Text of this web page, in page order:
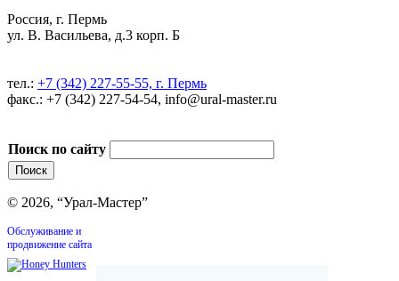
Россия, г. Пермь
ул. В. Васильева, д.3 корп. Б
тел.: +7 (342) 227-55-55, г. Пермь
факс.: +7 (342) 227-54-54, info@ural-master.ru
Поиск по сайту
© 2026, “Урал-Мастер”
Обслуживание и
продвижение сайта